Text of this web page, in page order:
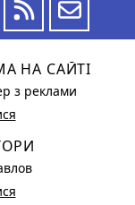
НА САЙТІ
з реклами